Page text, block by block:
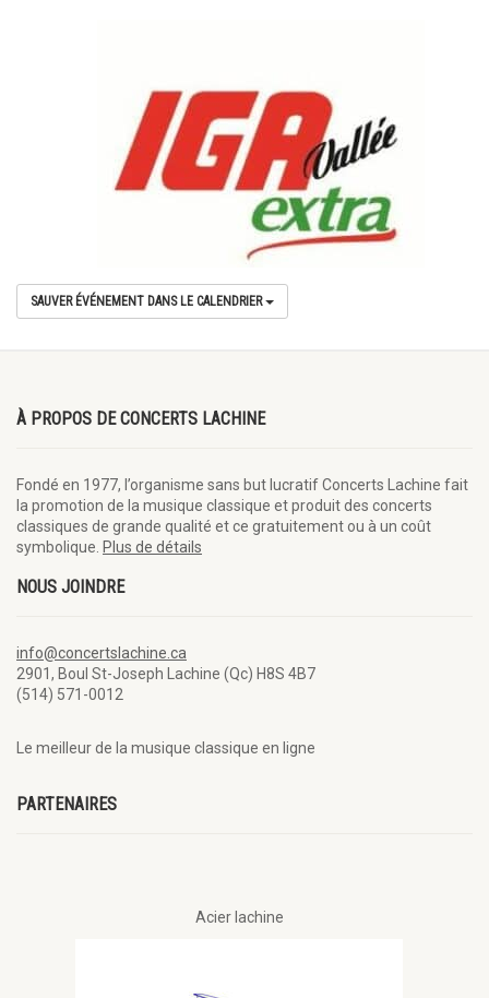
SAUVER ÉVÉNEMENT DANS LE CALENDRIER
À PROPOS DE CONCERTS LACHINE
Fondé en 1977, l’organisme sans but lucratif Concerts Lachine fait
la promotion de la musique classique et produit des concerts
classiques de grande qualité et ce gratuitement ou à un coût
symbolique. Plus de détails
NOUS JOINDRE
info@concertslachine.ca
2901, Boul St-Joseph Lachine (Qc) H8S 4B7
(514) 571-0012
Le meilleur de la musique classique en ligne
PARTENAIRES
Acier lachine